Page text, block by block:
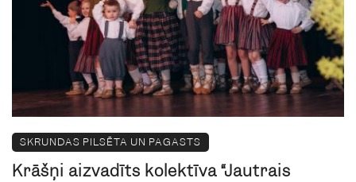
SKRUNDAS PILSĒTA UN PAGASTS
Krāšņi aizvadīts kolektīva “Jautrais